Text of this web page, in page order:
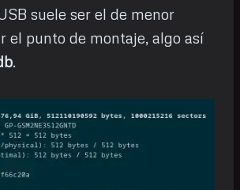
suele ser el de menor
el punto de montaje, algo así
.